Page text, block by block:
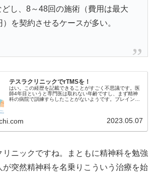
どし、8～48回の施術（費用は最大
を契約させるケースが多い。
テスラクリニックでrTMSを！
はい。この経歴を記載できることがすごく不思議です。医
師4年目というと専門医は取れない年齢ですし、まず精神
科の病院で訓練すらしたことがないようです。ブレインク
2023.05.07
リニックですね。まともに精神科を勉強
が突然精神科を名乗りこういう治療を始